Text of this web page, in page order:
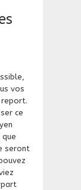
vos
report.
ce
seront